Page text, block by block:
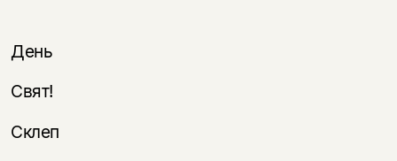
День
Свят!
Склеп